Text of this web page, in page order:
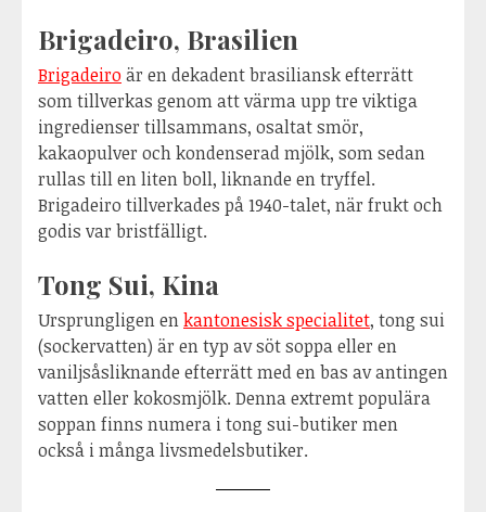
Brigadeiro, Brasilien
Brigadeiroär en dekadent brasiliansk efterrätt
som tillverkas genom att värma upp tre viktiga
ingredienser tillsammans, osaltat smör,
kakaopulver och kondenserad mjölk, som sedan
rullas till en liten boll, liknande en tryffel.
Brigadeiro tillverkades på 1940-talet, när frukt och
godis var bristfälligt.
Tong Sui, Kina
Ursprungligen enkantonesisk specialitet, tong sui
(sockervatten) är en typ av söt soppa eller en
vaniljsåsliknande efterrätt med en bas av antingen
vatten eller kokosmjölk. Denna extremt populära
soppan finns numera i tong sui-butiker men
också i många livsmedelsbutiker.